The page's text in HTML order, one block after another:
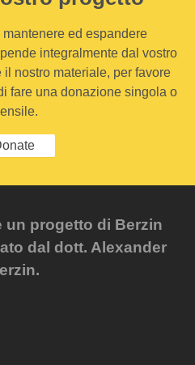
ed espandere
integralmente dal vostro
nostro materiale, per favore
fare una donazione singola o
un progetto di Berzin
dal dott. Alexander